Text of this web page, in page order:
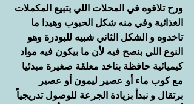
ورح تلاقوه في المحلات اللي بتبيع المكملات
الغذائية وفي منه شكل الحبوب وهيدا ما
تاخدوه و الشكل الثاني شبيه للبودرة وهو
النوع اللي بنصح فيه لأن ما بيكون فيه مواد
كيميائية حافظة بناخد معلقة صغيرة مبدئيا
مع كوب ماء أو عصير ليمون أو عصير
برتقال و نبدأ بزيادة الجرعة للوصول تدريجياً